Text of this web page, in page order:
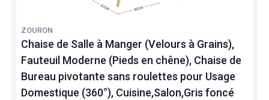
ZOURON
Chaise de Salle à Manger (Velours à Grains),
Fauteuil Moderne (Pieds en chêne), Chaise de
Bureau pivotante sans roulettes pour Usage
Domestique (360°), Cuisine,Salon,Gris foncé